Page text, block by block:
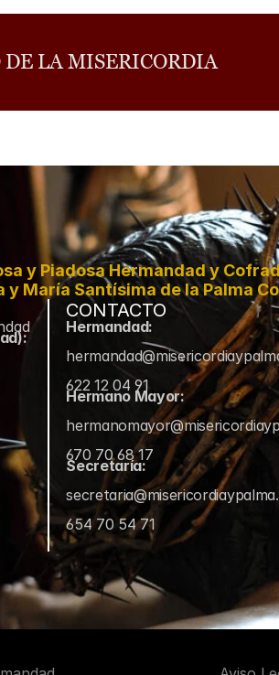
DE LA MISERICORDIA
y Piadosa Hermandad y
María Santísima de la Palma
CONTACTO
Hermandad:
622 12 04 91
Hermano Mayor:
670 70 68 17
Secretaría:
654 70 54 71